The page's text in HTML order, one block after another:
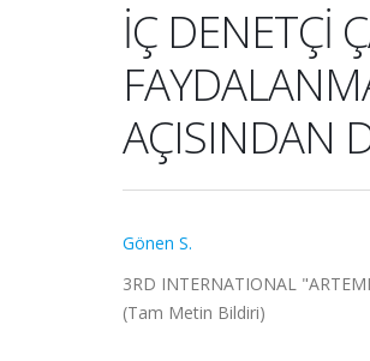
İÇ DENETÇİ
AÇISINDAN
Gönen S.
3RD INTERNATIONAL
(Tam Metin Bildiri)